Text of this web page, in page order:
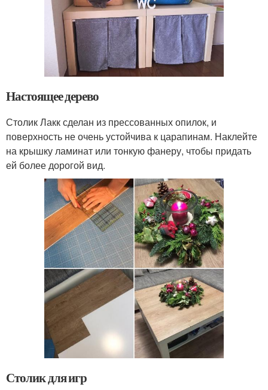
Настоящее дерево
Столик Лакк сделан из прессованных опилок, и
поверхность не очень устойчива к царапинам. Наклейте
на крышку ламинат или тонкую фанеру, чтобы придать
ей более дорогой вид.
Столик для игр